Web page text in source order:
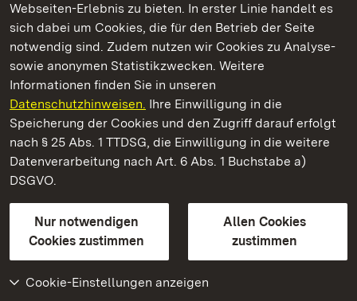
Webseiten-Erlebnis zu bieten. In erster Linie handelt es
sich dabei um Cookies, die für den Betrieb der Seite
notwendig sind. Zudem nutzen wir Cookies zu Analyse-
sowie anonymen Statistikzwecken. Weitere
Informationen finden Sie in unseren
Datenschutzhinweisen. Ihre Einwilligung in die
Speicherung der Cookies und den Zugriff darauf erfolgt
nach § 25 Abs. 1 TTDSG, die Einwilligung in die weitere
Datenverarbeitung nach Art. 6 Abs. 1 Buchstabe a)
DSGVO.
Nur notwendigen
Cookies zustimmen
Allen Cookies
zustimmen
Cookie-Einstellungen anzeigen
Kommen. Staunen. Genießen.
Staatliche Schlösser und Gärten Baden‑Württemberg
Staatliche Schlösser und Gärten Baden-Württemberg
Kontakt
GebärdenspracheLeichte Sprache
Erklärung zur Barrierefreiheit
BITV-konform (geprüfte Seiten)
Weiteres